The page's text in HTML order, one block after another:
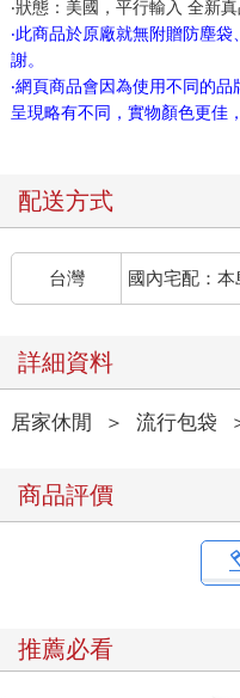
‧狀態：美國，平行輸入 全新真
‧此商品於原廠就無附贈防塵
謝。
‧網頁商品會因為使用不同的
呈現略有不同，實物顏色更佳
配送方式
台灣 國內宅配：本
詳細資料
居家休閒 ＞ 流行包袋
商品評價
推薦必看